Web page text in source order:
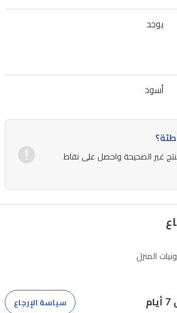
يوجد
أسود
غير الصحيحة واحصل على نقاط
المنزل
سياسة الإرجاع